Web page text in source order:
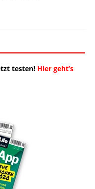
testen! Hier geht’s